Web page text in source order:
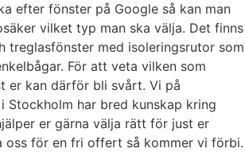
efter fönster på Google så kan man
vilket typ man ska välja. Det finns
treglasfönster med isoleringsrutor som
För att veta vilken som
er kan därför bli svårt. Vi på
Stockholm har bred kunskap kring
er gärna välja rätt för just er
oss för en fri offert så kommer vi förbi.